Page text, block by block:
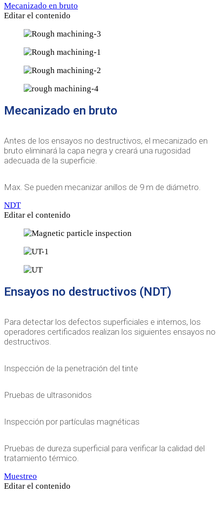
Mecanizado en bruto
Editar el contenido
Mecanizado en bruto
Antes de los ensayos no destructivos, el mecanizado en
bruto eliminará la capa negra y creará una rugosidad
adecuada de la superficie.
Max. Se pueden mecanizar anillos de 9 m de diámetro.
NDT
Editar el contenido
Ensayos no destructivos (NDT)
Para detectar los defectos superficiales e internos, los
operadores certificados realizan los siguientes ensayos no
destructivos.
Inspección de la penetración del tinte
Pruebas de ultrasonidos
Inspección por partículas magnéticas
Pruebas de dureza superficial para verificar la calidad del
tratamiento térmico.
Muestreo
Editar el contenido